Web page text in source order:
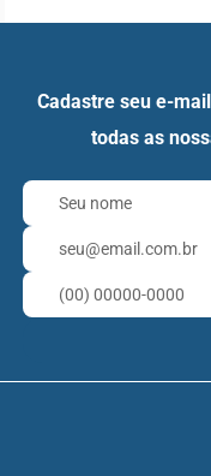
Cadastre seu e-
todas as